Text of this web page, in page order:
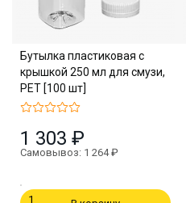
Бутылка пластиковая с
крышкой 250 мл для смузи,
PET [100 шт]
1 303 ₽
Самовывоз: 1 264 ₽